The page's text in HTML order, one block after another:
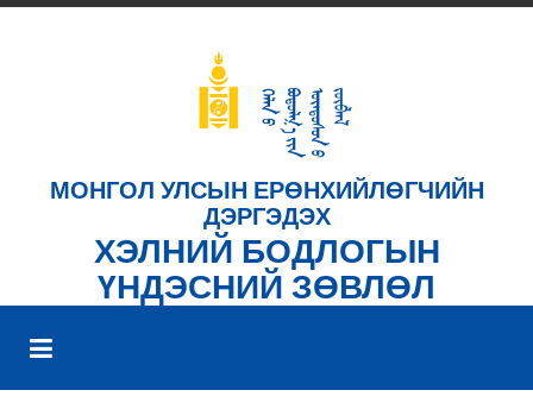
МОНГОЛ УЛСЫН ЕРӨНХИЙЛӨГЧИЙН
ДЭРГЭДЭХ
ХЭЛНИЙ БОДЛОГЫН
ҮНДЭСНИЙ ЗӨВЛӨЛ